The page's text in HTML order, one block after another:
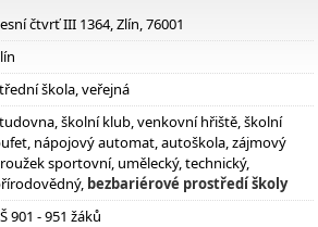
čtvrť III 1364, Zlín, 76001
škola, veřejná
školní klub, venkovní hřiště, školní
nápojový automat, autoškola, zájmový
sportovní, umělecký, technický,
bezbariérové prostředí školy
901 - 951 žáků